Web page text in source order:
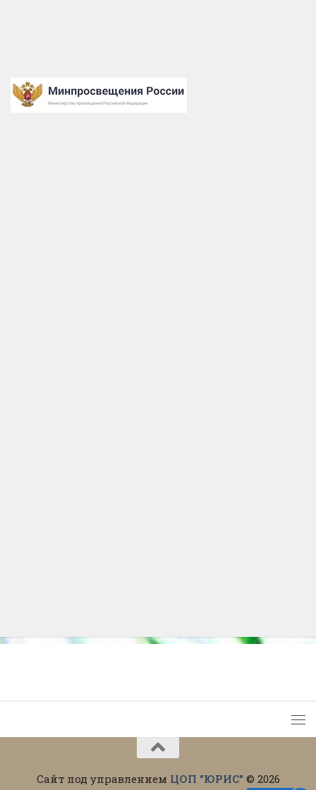
Сайт под управлением ЦОП "ЮРИС" © 2026